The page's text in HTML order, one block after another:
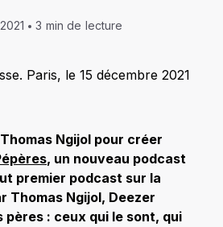
3 min de lecture
Paris, le 15 décembre 2021
Ngijol pour créer
, un nouveau podcast
premier podcast sur la
Thomas Ngijol, Deezer
pères : ceux qui le sont, qui